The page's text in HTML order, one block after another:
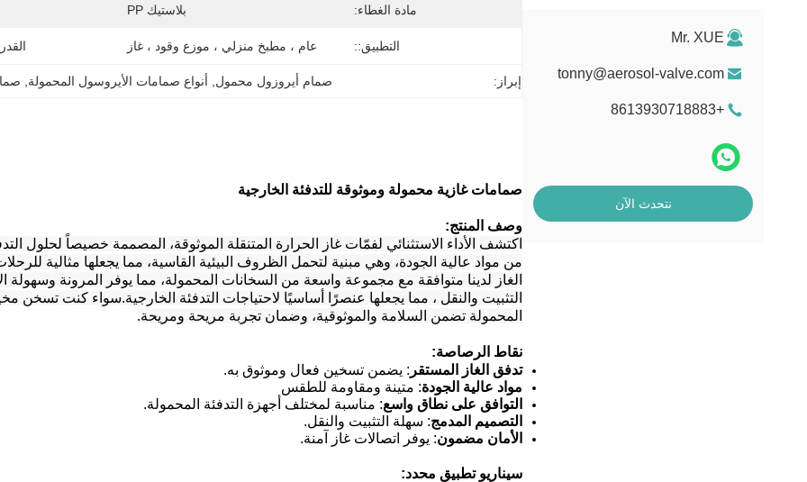
Mr. XUE
tonny@aerosol-valve.com
+8613930718883
نتحدث الآن
مادة الغطاء: بلاستيك PP
التطبيق:: عام ، مطبخ منزلي ، موزع وقود ، غاز
إبراز: صمام أيروزول محمول أنواع صمامات الأيروسول المحمولة
صمامات غازية محمولة وموثوقة للتدفئة الخارجية
وصف المنتج:
اكتشف الأداء الاستثنائي لفمّات غاز الحرارة المتنقلة الموثوقة، المصممة خصيصاً لحلول
من مواد عالية الجودة، وهي مبنية لتحمل الظروف البيئية القاسية، مما يجعلها مثالية
الغاز لدينا متوافقة مع مجموعة واسعة من السخانات المحمولة، مما يوفر المرونة
التثبيت والنقل ، مما يجعلها عنصرًا أساسيًا لاحتياجات التدفئة الخارجية.سواء كنت تسخن
المحمولة تضمن السلامة والموثوقية، وضمان تجربة مريحة ومريحة.
نقاط الرصاصة:
تدفق الغاز المستقر : يضمن تسخين فعال وموثوق به.
مواد عالية الجودة: متينة ومقاومة للطقس
التوافق على نطاق واسع: مناسبة لمختلف أجهزة التدفئة المحمولة.
التصميم المدمج: سهلة التثبيت والنقل.
الأمان مضمون: يوفر اتصالات غاز آمنة.
سيناريو تطبيق محدد: